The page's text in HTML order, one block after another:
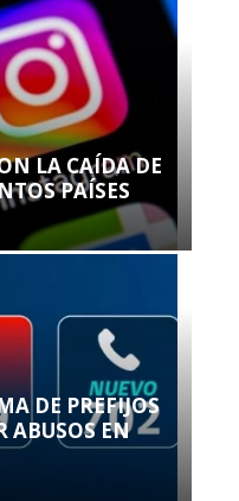
LA CAÍDA DE
PAÍSES
DE PREFIJOS
ABUSOS EN